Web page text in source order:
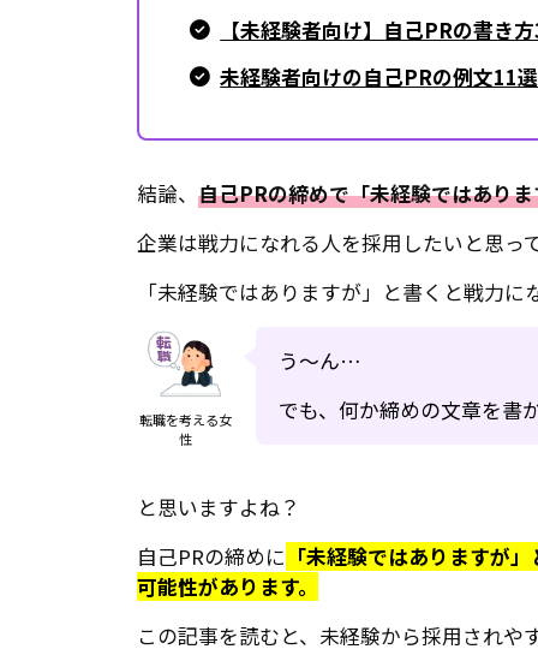
【未経験者向け】自己PRの書き
未経験者向けの自己PRの例文11選
結論、 自己PRの締めで「未経験ではあり
企業は戦力になれる人を採用したいと思っ
「未経験ではありますが」と書くと戦力
転職を考える女
性
う〜ん…
でも、何か締めの文章を書
と思いますよね？
自己PRの締めに 「未経験ではありますが
可能性があります。
この記事を読むと、未経験から採用されや